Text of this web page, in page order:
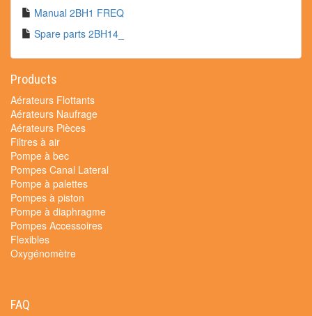
Manual 2BH1 FREQ
Spare parts 2BH14_
Products
Aérateurs Flottants
Aérateurs Naufrage
Aérateurs Pièces
Filtres à air
Pompe à bec
Pompes Canal Lateral
Pompe à palettes
Pompes à piston
Pompe à diaphragme
Pompes Accessoires
Flexibles
Oxygénomètre
FAQ